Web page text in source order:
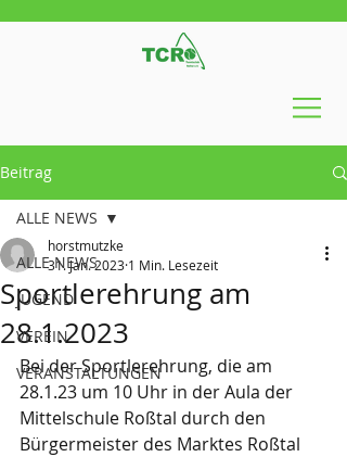
Beitrag
ALLE NEWS
JUGEND
VEREIN
VERANSTALTUNGEN
ALLE NEWS
Sportlerehrung am
28.1.2023
horstmutzke
31. Jan. 2023 1 Min. Lesezeit
Bei der Sportlerehrung, die am
28.1.23 um 10 Uhr in der Aula der
Mittelschule Roßtal durch den
Bürgermeister des Marktes Roßtal